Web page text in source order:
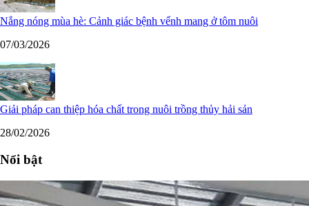
Nắng nóng mùa hè: Cảnh giác bệnh vểnh mang ở tôm nuôi
07/03/2026
Giải pháp can thiệp hóa chất trong nuôi trồng thủy hải sản
28/02/2026
Nổi bật